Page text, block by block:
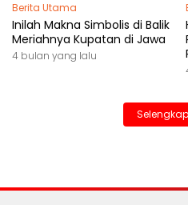
Berita Utama
Inilah Makna Simbolis di Balik
Meriahnya Kupatan di Jawa
4 bulan yang lalu